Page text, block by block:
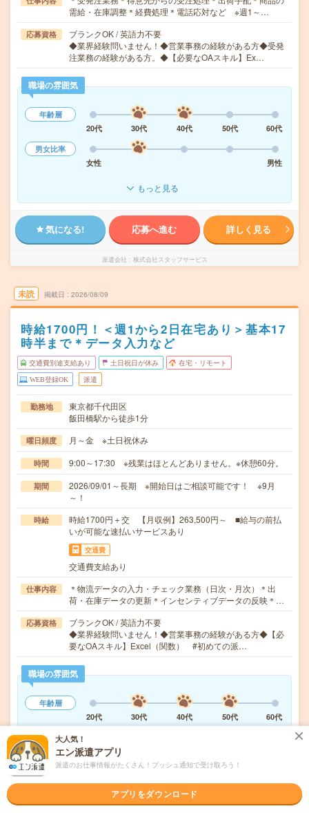
需給・在庫調整＊経費処理＊電話応対など ※週1～…
応募資格
ブランクOK / 英語力不要
◆業界経験問いません！◆営業事務の経験がある方◆受発
注業務の経験がある方。◆【必要なOAスキル】Ex…
職場の雰囲気
年齢層
20代
30代 40代 50代
60代
男女比率
女性
男性
もっと見る
気になる! 応募へ進む 詳しく見る
派遣会社 株式会社スタッフサービス
未読 掲載日 2026/08/09
時給1700円！＜週1から2日在宅あり＞基本17
時半まで＊データ入力など
交通費別途支給あり 土日祝日が休み 在宅・リモート
WEB登録OK 派遣
勤務地
東京都千代田区
飯田橋駅から徒歩1分
曜日頻度 月～金 ※土日祝休み
時間 9:00～17:30 ※残業はほとんどありません。※休憩60分。
期間
2026/09/01～長期 ※開始日はご相談可能です！ ※9月
～！
時給
時給1700円＋交 【月収例】263,500円～ ■給与の前払
いが可能な速払いサービスあり
交通費
交通費支給あり
仕事内容
＊物流データの入力・チェック業務（日次・月次）＊出
荷・在庫データの更新＊インセンティブデータの反映＊…
応募資格
ブランクOK / 英語力不要
◆業界経験問いません！◆営業事務の経験がある方◆【必
要なOAスキル】Excel（関数） #初めての派…
職場の雰囲気
年齢層
20代
30代 40代 50代
60代
男女比率
女性
大人気！
エン派遣アプリ
派遣のお仕事情報がたくさん！プッシュ通知で受け取ろう！
アプリをダウンロード